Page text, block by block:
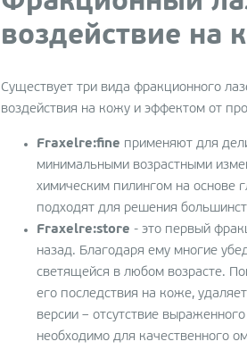
воздействие на
Существует три вида фракционного
воздействия на кожу и эффектом от
Fraxelre:fine применяют для
минимальными возрастными
химическим пилингом на основе
подходят для решения
Fraxelre:store - это первый
назад. Благодаря ему многие
светящейся в любом возрасте.
его последствия на коже,
версии – отсутствие
необходимо для качественного